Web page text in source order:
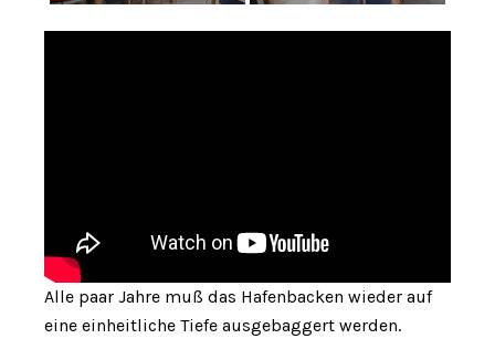
Alle paar Jahre muß das Hafenbacken wieder auf
eine einheitliche Tiefe ausgebaggert werden.